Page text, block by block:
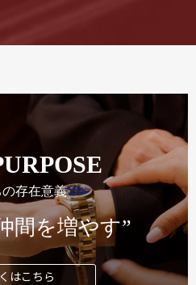
存在意義
間を増やす”
はこちら